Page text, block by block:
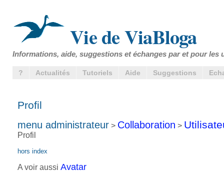
Vie de ViaBloga
Informations, aide, suggestions et échanges par et pour les
? Actualités Tutoriels Aide Suggestions
Profil
menu administrateur > Collaboration >
Profil
hors index
A voir aussi Avatar